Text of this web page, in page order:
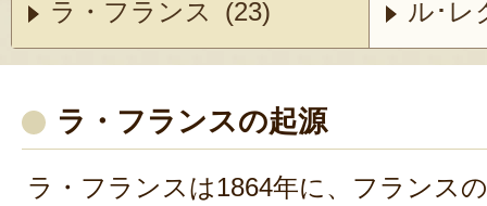
ラ・フランス (23) ル･レ
ラ・フランスの起源
ラ・フランスは1864年に、フランス